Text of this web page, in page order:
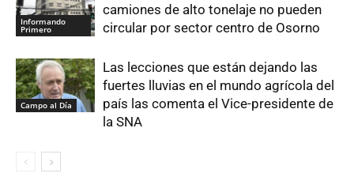
Informando
Primero
camiones de alto tonelaje no pueden
circular por sector centro de Osorno
Campo al Día
Las lecciones que están dejando las
fuertes lluvias en el mundo agrícola del
país las comenta el Vice-presidente de
la SNA